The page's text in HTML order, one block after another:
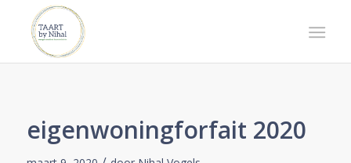
eigenwoningforfait 2020